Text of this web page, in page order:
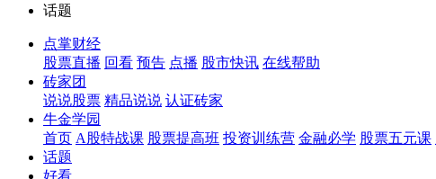
话题
点掌财经
股票直播 回看 预告 点播 股市快讯 在线帮助
砖家团
说说股票 精品说说 认证砖家
牛金学园
首页 A股特战课 股票提高班 投资训练营 金融必学 股票五元课
话题
好看